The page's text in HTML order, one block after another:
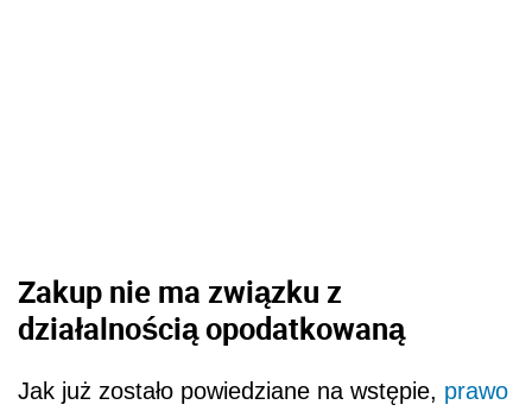
Zakup nie ma związku z
działalnością opodatkowaną
Jak już zostało powiedziane na wstępie, prawo